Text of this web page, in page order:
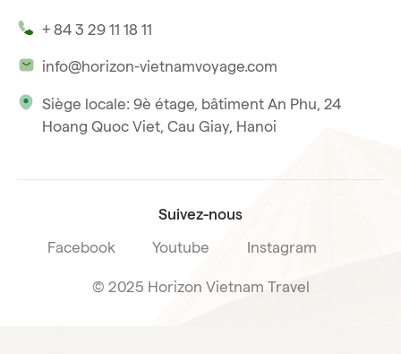
Notre licence internationale du tourisme
+ 84 3 29 11 18 11
info@horizon-vietnamvoyage.com
Siège locale: 9è étage, bâtiment An Phu, 24
Hoang Quoc Viet, Cau Giay, Hanoi
Suivez-nous
Facebook Youtube Instagram
© 2025 Horizon Vietnam Travel